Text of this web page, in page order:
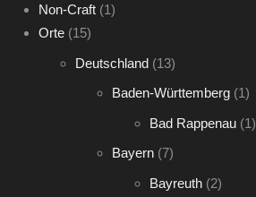
Non-Craft(1)
Orte(15)
Deutschland (13)
Baden-Württemberg (1)
Bad Rappenau(1)
Bayern (7)
Bayreuth(2)